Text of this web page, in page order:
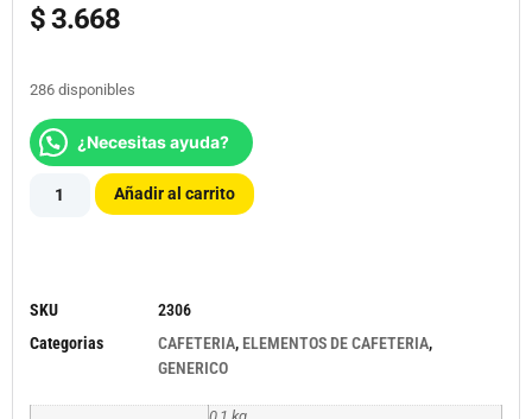
$3.668
286 disponibles
¿Necesitas ayuda?
Añadir al carrito
SKU
2306
Categorias
CAFETERIA, ELEMENTOS DE CAFETERIA,
GENERICO